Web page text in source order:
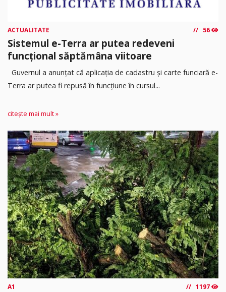
ACTUALITATE 56
Sistemul e-Terra ar putea redeveni
funcțional săptămâna viitoare
Guvernul a anunțat că aplicația de cadastru și carte funciară e-
Terra ar putea fi repusă în funcțiune în cursul...
citește mai mult »
A1 1197